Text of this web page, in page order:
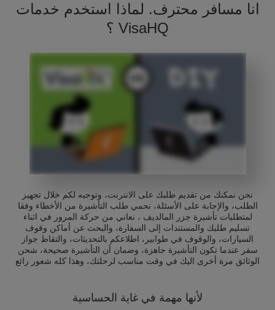
انا مسافر محترف. لماذا استخدم خدمات
VisaHQ ؟
نحن نمكنك من تقديم طلبك على الانترنت، وتوجيه لكم خلال تجهيز
الطلب، والإجابة على الأسئلة، نحمي طلب التأشيرة من الأخطاء وفقا
لمتطلبات تأشيرة جزر المالديف ، نعاني من حركة المرور في اثناء
تسليم طلبك والمستندات إلى السفارة، والبحث عن أماكن وقوف
السيارات، والوقوف في طوابير، اطلاعكم بالتحديثات، والتقاط جواز
سفر عندما تكون التأشيرة جاهزة، وضمان أن التأشيرة صحيحة، شحن
الوثائق مرة أخرى اليك في وقت مناسب لرحلتك، وهذا كله شعور رائع
لأنها مهمة في غاية الحساسية